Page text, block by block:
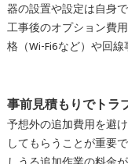
器の設置や設定は自身
工事後のオプション費
格（Wi-Fi6など）や回
事前見積もりでトラ
予想外の追加費用を避
してもらうことが重要